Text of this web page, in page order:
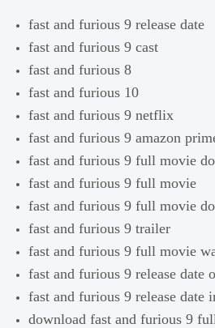
fast and furious 9 release date
fast and furious 9 cast
fast and furious 8
fast and furious 10
fast and furious 9 netflix
fast and furious 9 amazon
fast and furious 9 full movie
fast and furious 9 full movie
fast and furious 9 full movie
fast and furious 9 trailer
fast and furious 9 full movie
fast and furious 9 release date
fast and furious 9 release date
download fast and furious 9